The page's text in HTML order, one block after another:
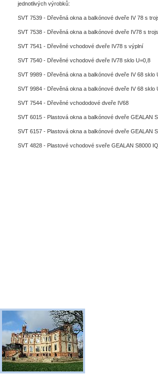
jednotlivých výrobků:
SVT 7539 - Dřevěná okna a balkónové dveře IV 78 s
SVT 7538 - Dřevěná okna a balkónové dveře IV78 s
SVT 7541 - Dřevěné vchodové dveře IV78 s výplní
SVT 7540 - Dřevěné vchodové dveře IV78 sklo U=0,8
SVT 9989 - Dřevěná okna a balkónové dveře IV 68 sklo
SVT 9984 - Dřevěná okna a balkónové dveře IV 68 sklo
SVT 7544 - Dřevěné vchododové dveře IV68
SVT 6015 - Plastová okna a balkónové dveře GEALAN
SVT 6157 - Plastová okna a balkónové dveře GEALAN
SVT 4828 - Plastové vchodové sveře GEALAN S8000 IQ